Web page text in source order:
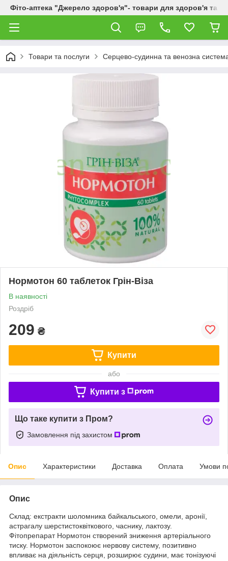
Фіто-аптека "Джерело здоров'я"- товари для здоров'я та
Товари та послуги Серцево-судинна та венозна
Нормотон 60 таблеток Грін-Віза
В наявності
Роздріб
209 ₴
Купити
або
Купити з
Що таке купити з Пром?
Замовлення під захистом
Опис Характеристики Доставка Оплата Умови
Опис
Склад: екстракти шоломника байкальського, омели, аронії,
астрагалу шерстистоквіткового, часнику, лактозу.
Фітопрепарат Нормотон створений зниження артеріального
тиску. Нормотон заспокоює нервову систему, позитивно
впливає на діяльність серця, розширює судини, має тонізуючі